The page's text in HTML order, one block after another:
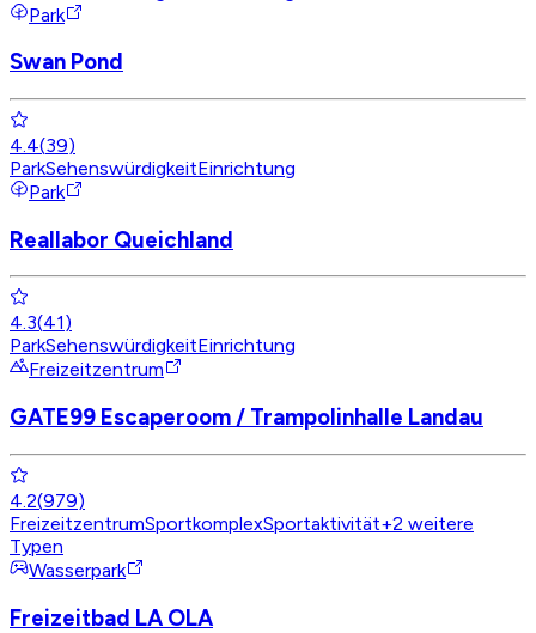
Park
Swan Pond
4.4(39)
ParkSehenswürdigkeitEinrichtung
Park
Reallabor Queichland
4.3(41)
ParkSehenswürdigkeitEinrichtung
Freizeitzentrum
GATE99 Escaperoom / Trampolinhalle Landau
4.2(979)
FreizeitzentrumSportkomplexSportaktivität+2 weitere
Typen
Wasserpark
Freizeitbad LA OLA